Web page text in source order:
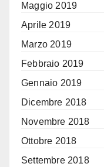
Maggio 2019
Aprile 2019
Marzo 2019
Febbraio 2019
Gennaio 2019
Dicembre 2018
Novembre 2018
Ottobre 2018
Settembre 2018